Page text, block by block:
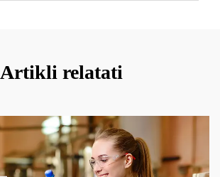
Artikli relatati